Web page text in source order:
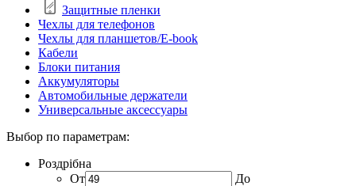
Защитные пленки
Чехлы для телефонов
Чехлы для планшетов/E-book
Кабели
Блоки питания
Аккумуляторы
Автомобильные держатели
Универсальные аксессуары
Выбор по параметрам:
Роздрібна
От
До